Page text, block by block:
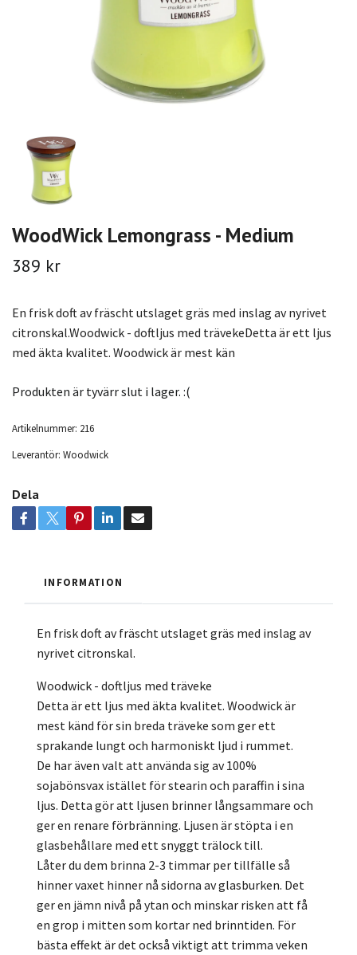
WoodWick Lemongrass - Medium
389 kr
En frisk doft av fräscht utslaget gräs med inslag av nyrivet
citronskal.Woodwick - doftljus med trävekeDetta är ett ljus
med äkta kvalitet. Woodwick är mest kän
Produkten är tyvärr slut i lager. :(
Artikelnummer: 216
Leverantör: Woodwick
Dela
INFORMATION
En frisk doft av fräscht utslaget gräs med inslag av
nyrivet citronskal.
Woodwick - doftljus med träveke
Detta är ett ljus med äkta kvalitet. Woodwick är
mest känd för sin breda träveke som ger ett
sprakande lungt och harmoniskt ljud i rummet.
De har även valt att använda sig av 100%
sojabönsvax istället för stearin och paraffin i sina
ljus. Detta gör att ljusen brinner långsammare och
ger en renare förbränning. Ljusen är stöpta i en
glasbehållare med ett snyggt trälock till.
Låter du dem brinna 2-3 timmar per tillfälle så
hinner vaxet hinner nå sidorna av glasburken. Det
ger en jämn nivå på ytan och minskar risken att få
en grop i mitten som kortar ned brinntiden. För
bästa effekt är det också viktigt att trimma veken